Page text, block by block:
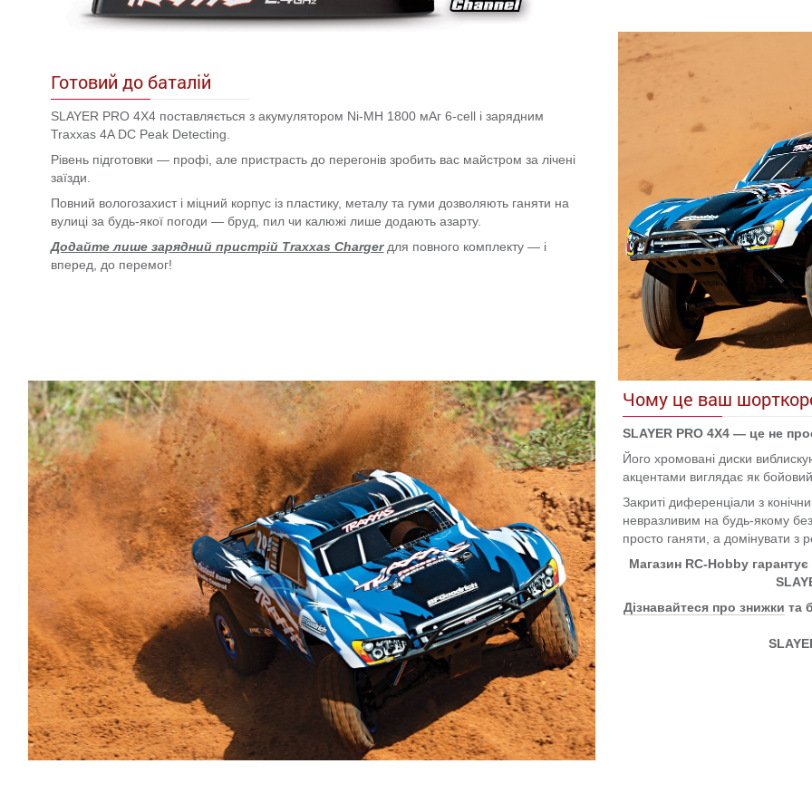
Готовий до баталій
SLAYER PRO 4X4 поставляється з акумулятором Ni-MH 1800 мАг 6-cell і зарядним
Traxxas 4A DC Peak Detecting.
Рівень підготовки — профі, але пристрасть до перегонів зробить вас майстром за лічені
заїзди.
Повний вологозахист і міцний корпус із пластику, металу та гуми дозволяють ганяти на
вулиці за будь-якої погоди — бруд, пил чи калюжі лише додають азарту.
Додайте лише зарядний пристрій Traxxas Chargerдля повного комплекту — і
вперед, до перемог!
Чому це ваш
SLAYER PRO 4X4 — це не
Його хромовані диски
акцентами виглядає як
Закриті диференціали з
невразливим на будь-якому
просто ганяти, а домінувати з
Магазин RC-Hobby
Дізнавайтеся про знижки та